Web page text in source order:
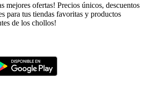
mejores ofertas! Precios únicos, descuentos
para tus tiendas favoritas y productos
de los chollos!